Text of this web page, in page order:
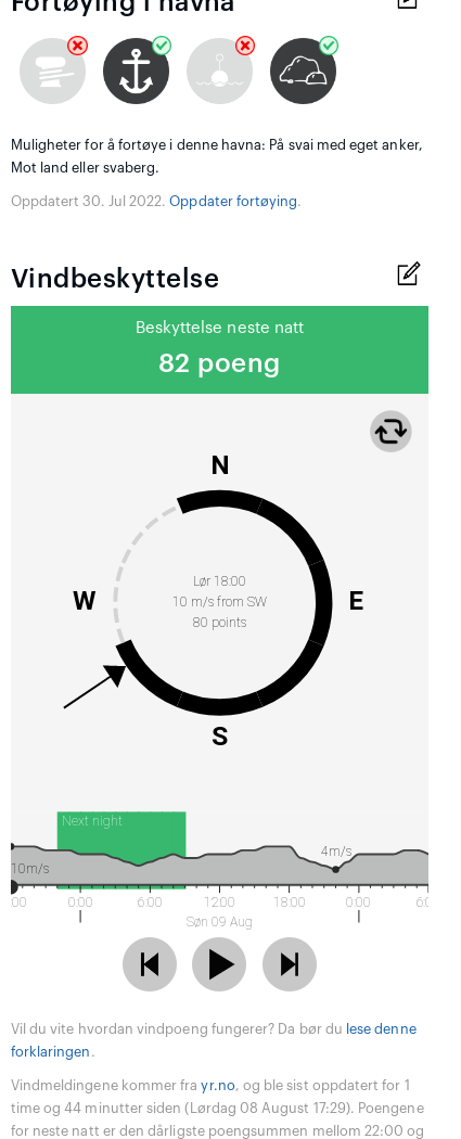
Muligheter for å fortøye i denne havna: På svai med eget anker,
Mot land eller svaberg.
Oppdatert 30. Jul 2022.Oppdater fortøying.
Vindbeskyttelse
Beskyttelse neste natt
82 poeng
Lør 18:00
10 m/s from SW
80 points
N
E
S
W
Next night
18:00 0:00 6:00
12:00
Søn 09 Aug
18:00 0:00 6:00
10m/s
4m/s
Vil du vite hvordan vindpoeng fungerer? Da bør du lese denne
forklaringen .
Vindmeldingene kommer frayr.no, og ble sist oppdatert for 1
time og 44 minutter siden (Lørdag 08 August 17:29). Poengene
for neste natt er den dårligste poengsummen mellom 22:00 og